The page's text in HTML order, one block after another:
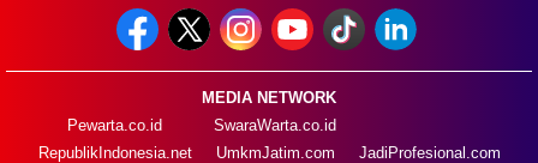
MEDIA NETWORK
Pewarta.co.id
RepublikIndonesia.net
SwaraWarta.co.id
UmkmJatim.com
JadiProfesional.com